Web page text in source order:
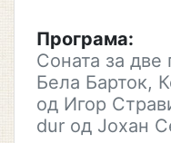
Програма:
Соната за две
Бела Барток,
од Игор
dur од Јохан